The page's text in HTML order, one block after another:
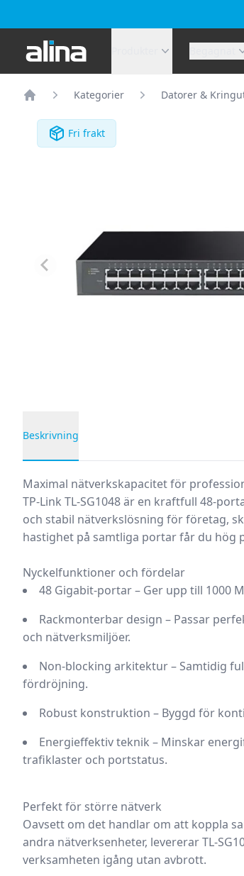
Alina.se
Kategorier Datorer &
Fri frakt
Beskrivning
Maximal nätverkskapacitet för
TP-Link TL-SG1048 är en kraftfull 48-
och stabil nätverkslösning för företag,
hastighet på samtliga portar får du hög
Nyckelfunktioner och fördelar
48 Gigabit-portar– Ger upp till 1000
Rackmonterbar design – Passar
och nätverksmiljöer.
Non-blocking arkitektur– Samtidig
fördröjning.
Robust konstruktion – Byggd för
Energieffektiv teknik – Minskar
trafiklaster och portstatus.
Perfekt för större nätverk
Oavsett om det handlar om att koppla
andra nätverksenheter, levererar TL-
verksamheten igång utan avbrott.